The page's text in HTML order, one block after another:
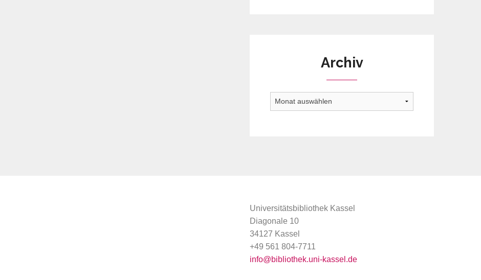
Archiv
Archiv
Universitätsbibliothek Kassel
Diagonale 10
34127 Kassel
+49 561 804-7711
info@bibliothek.uni-kassel.de